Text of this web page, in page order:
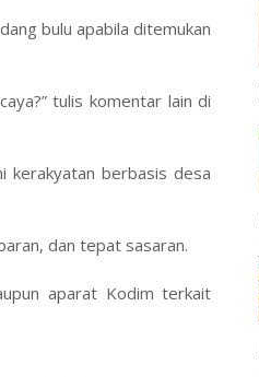
bulu apabila ditemukan
tulis komentar lain di
kerakyatan berbasis desa
dan tepat sasaran.
aparat Kodim terkait